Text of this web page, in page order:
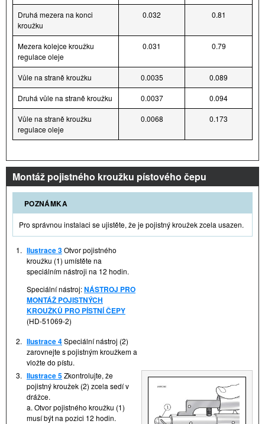
Druhá mezera na konci
kroužku
0.032 0.81
Mezera kolejce kroužku
regulace oleje
0.031 0.79
Vůle na straně kroužku 0.0035 0.089
Druhá vůle na straně kroužku 0.0037 0.094
Vůle na straně kroužku
regulace oleje
0.0068 0.173
Montáž pojistného kroužku pístového čepu
POZNÁMKA
Pro správnou instalaci se ujistěte, že je pojistný kroužek zcela usazen.
1. Ilustrace 3Otvor pojistného
kroužku (1) umístěte na
speciálním nástroji na 12 hodin.
Speciální nástroj:NÁSTROJ PRO
MONTÁŽ POJISTNÝCH
KROUŽKŮ PRO PÍSTNÍ ČEPY
(HD-51069-2)
2. Ilustrace 4Speciální nástroj (2)
zarovnejte s pojistným kroužkem a
vložte do pístu.
3. Ilustrace 5Zkontrolujte, že
pojistný kroužek (2) zcela sedí v
drážce.
a. Otvor pojistného kroužku (1)
musí být na pozici 12 hodin.